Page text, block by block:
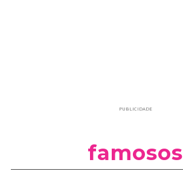
PUBLICIDADE
famosos